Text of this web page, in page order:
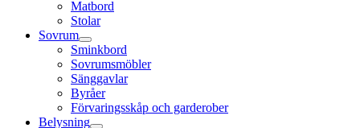
Matbord
Stolar
Sovrum
Sminkbord
Sovrumsmöbler
Sänggavlar
Byråer
Förvaringsskåp och garderober
Belysning